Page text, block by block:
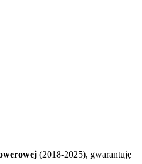
(2018-2025), gwarantuję